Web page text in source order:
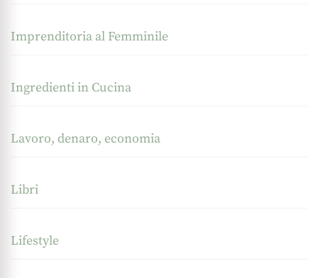
Imprenditoria al Femminile
Ingredienti in Cucina
Lavoro, denaro, economia
Libri
Lifestyle